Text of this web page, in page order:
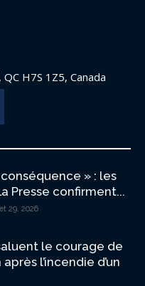
H7S 1Z5, Canada
conséquence » : les
Presse confirment...
29, 2026
le courage de
l’incendie d’un